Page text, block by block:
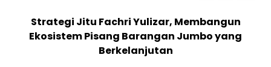
Strategi Jitu Fachri Yulizar, Membangun
Ekosistem Pisang Barangan Jumbo yang
Berkelanjutan